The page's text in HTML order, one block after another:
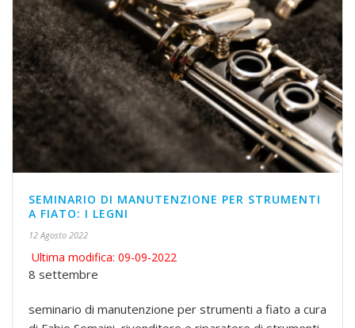
SEMINARIO DI MANUTENZIONE PER STRUMENTI
A FIATO: I LEGNI
12 Agosto 2022
Ultima modifica: 09-09-2022
8 settembre
seminario di manutenzione per strumenti a fiato a cura